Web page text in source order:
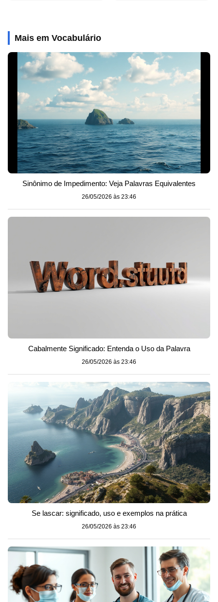
Mais em Vocabulário
Sinônimo de Impedimento: Veja Palavras Equivalentes
26/05/2026 às 23:46
Cabalmente Significado: Entenda o Uso da Palavra
26/05/2026 às 23:46
Se lascar: significado, uso e exemplos na prática
26/05/2026 às 23:46